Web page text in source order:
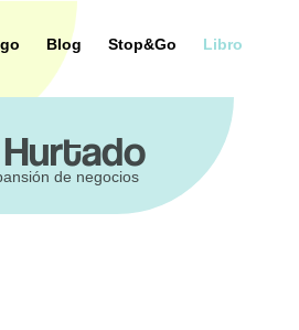
Blog Stop&Go Libro
de negocios